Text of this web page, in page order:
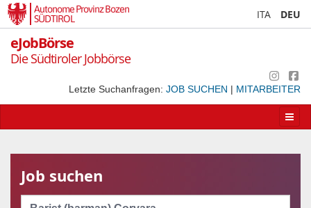
Autonome Provinz Bozen
SÜDTIROL
ITA DEU
eJobBörse
Die Südtiroler Jobbörse
Letzte Suchanfragen: JOB SUCHEN | MITARBEITER
Apri/
la
Job suchen